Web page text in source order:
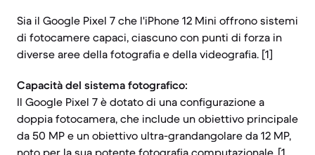
Sia il Google Pixel 7 che l'iPhone 12 Mini offrono sistemi
di fotocamere capaci, ciascuno con punti di forza in
diverse aree della fotografia e della videografia. [1]
Capacità del sistema fotografico:
Il Google Pixel 7 è dotato di una configurazione a
doppia fotocamera, che include un obiettivo principale
da 50 MP e un obiettivo ultra-grandangolare da 12 MP,
noto per la sua potente fotografia computazionale. [1,